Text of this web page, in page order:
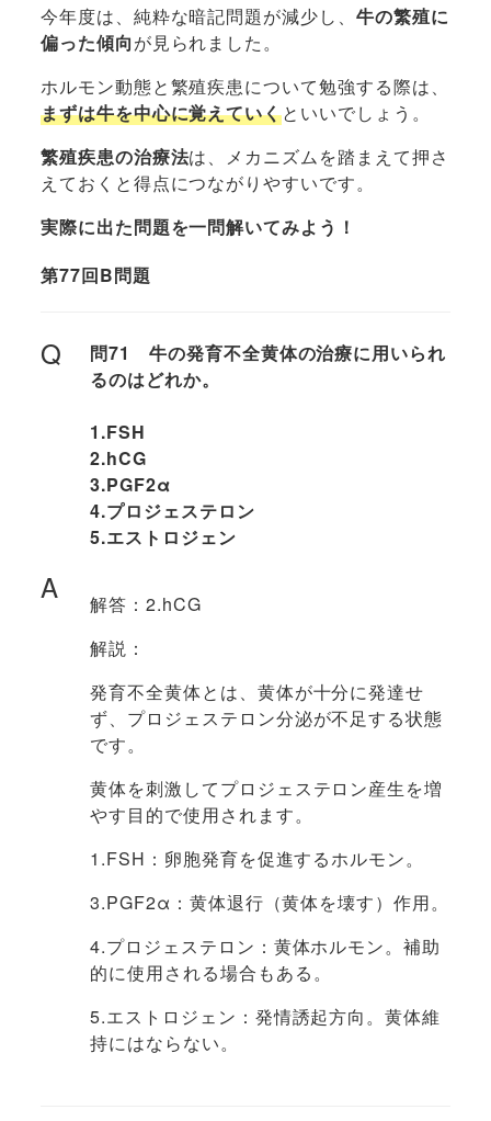
今年度は、純粋な暗記問題が減少し、牛の繁殖に
偏った傾向が見られました。
ホルモン動態と繁殖疾患について勉強する際は、
まずは牛を中心に覚えていくといいでしょう。
繁殖疾患の治療法は、メカニズムを踏まえて押さ
えておくと得点につながりやすいです。
実際に出た問題を一問解いてみよう！
第77回B問題
Q
問71 牛の発育不全黄体の治療に用いられ
るのはどれか。
1.FSH
2.hCG
3.PGF2α
4.プロジェステロン
5.エストロジェン
A
解答：2.hCG
解説：
発育不全黄体とは、黄体が十分に発達せ
ず、プロジェステロン分泌が不足する状態
です。
黄体を刺激してプロジェステロン産生を増
やす目的で使用されます。
1.FSH：卵胞発育を促進するホルモン。
3.PGF2α：黄体退行（黄体を壊す）作用。
4.プロジェステロン：黄体ホルモン。補助
的に使用される場合もある。
5.エストロジェン：発情誘起方向。黄体維
持にはならない。